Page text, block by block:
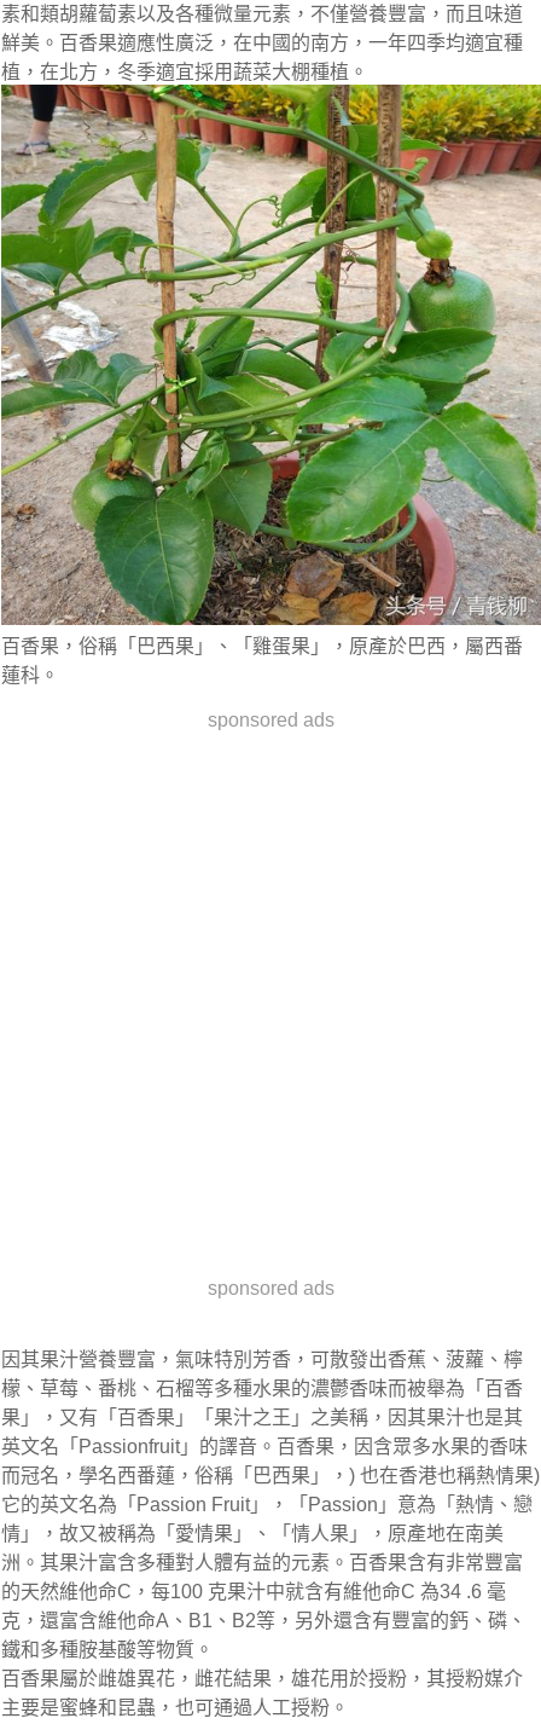
素和類胡蘿蔔素以及各種微量元素，不僅營養豐富，而且味道
鮮美。百香果適應性廣泛，在中國的南方，一年四季均適宜種
植，在北方，冬季適宜採用蔬菜大棚種植。
百香果，俗稱「巴西果」、「雞蛋果」，原產於巴西，屬西番
蓮科。
sponsored ads
sponsored ads
因其果汁營養豐富，氣味特別芳香，可散發出香蕉、菠蘿、檸
檬、草莓、番桃、石榴等多種水果的濃鬱香味而被舉為「百香
果」，又有「百香果」「果汁之王」之美稱，因其果汁也是其
英文名「Passionfruit」的譯音。百香果，因含眾多水果的香味
而冠名，學名西番蓮，俗稱「巴西果」，) 也在香港也稱熱情果)
它的英文名為「Passion Fruit」，「Passion」意為「熱情、戀
情」，故又被稱為「愛情果」、「情人果」，原產地在南美
洲。其果汁富含多種對人體有益的元素。百香果含有非常豐富
的天然維他命C，每100 克果汁中就含有維他命C 為34 .6 毫
克，還富含維他命A、B1、B2等，另外還含有豐富的鈣、磷、
鐵和多種胺基酸等物質。
百香果屬於雌雄異花，雌花結果，雄花用於授粉，其授粉媒介
主要是蜜蜂和昆蟲，也可通過人工授粉。